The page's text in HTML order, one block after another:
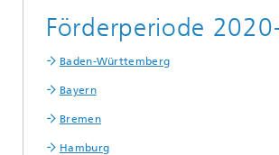
Förderperiode
Baden-Württemberg
Bayern
Bremen
Hamburg